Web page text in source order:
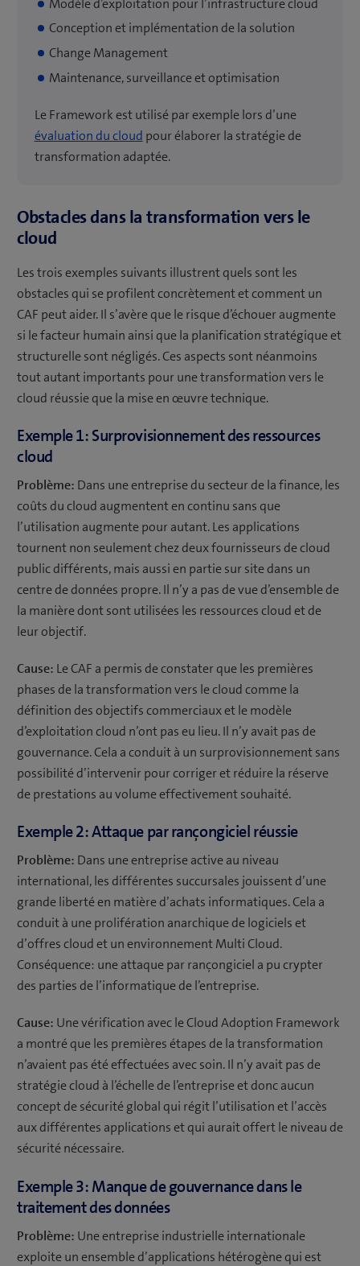
Conception et implémentation de la solution
Change Management
Maintenance, surveillance et optimisation
Le Framework est utilisé par exemple lors d’une
évaluation du cloud pour élaborer la stratégie de
transformation adaptée.
Obstacles dans la transformation vers le
cloud
Les trois exemples suivants illustrent quels sont les
obstacles qui se profilent concrètement et comment un
CAF peut aider. Il s’avère que le risque d’échouer augmente
si le facteur humain ainsi que la planification stratégique et
structurelle sont négligés. Ces aspects sont néanmoins
tout autant importants pour une transformation vers le
cloud réussie que la mise en œuvre technique.
Exemple 1: Surprovisionnement des ressources
cloud
Problème: Dans une entreprise du secteur de la finance, les
coûts du cloud augmentent en continu sans que
l’utilisation augmente pour autant. Les applications
tournent non seulement chez deux fournisseurs de cloud
public différents, mais aussi en partie sur site dans un
centre de données propre. Il n’y a pas de vue d’ensemble de
la manière dont sont utilisées les ressources cloud et de
leur objectif.
Cause: Le CAF a permis de constater que les premières
phases de la transformation vers le cloud comme la
définition des objectifs commerciaux et le modèle
d’exploitation cloud n’ont pas eu lieu. Il n’y avait pas de
gouvernance. Cela a conduit à un surprovisionnement sans
possibilité d’intervenir pour corriger et réduire la réserve
de prestations au volume effectivement souhaité.
Exemple 2: Attaque par rançongiciel réussie
Problème: Dans une entreprise active au niveau
international, les différentes succursales jouissent d’une
grande liberté en matière d’achats informatiques. Cela a
conduit à une prolifération anarchique de logiciels et
d’offres cloud et un environnement Multi Cloud.
Conséquence: une attaque par rançongiciel a pu crypter
des parties de l’informatique de l’entreprise.
Cause: Une vérification avec le Cloud Adoption Framework
a montré que les premières étapes de la transformation
n’avaient pas été effectuées avec soin. Il n’y avait pas de
stratégie cloud à l’échelle de l’entreprise et donc aucun
concept de sécurité global qui régit l’utilisation et l’accès
aux différentes applications et qui aurait offert le niveau de
sécurité nécessaire.
Exemple 3: Manque de gouvernance dans le
traitement des données
Problème: Une entreprise industrielle internationale
exploite un ensemble d’applications hétérogène qui est